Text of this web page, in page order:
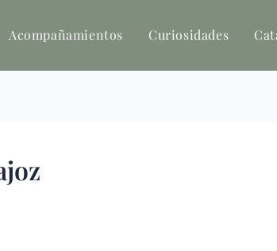
Acompañamientos Curiosidades